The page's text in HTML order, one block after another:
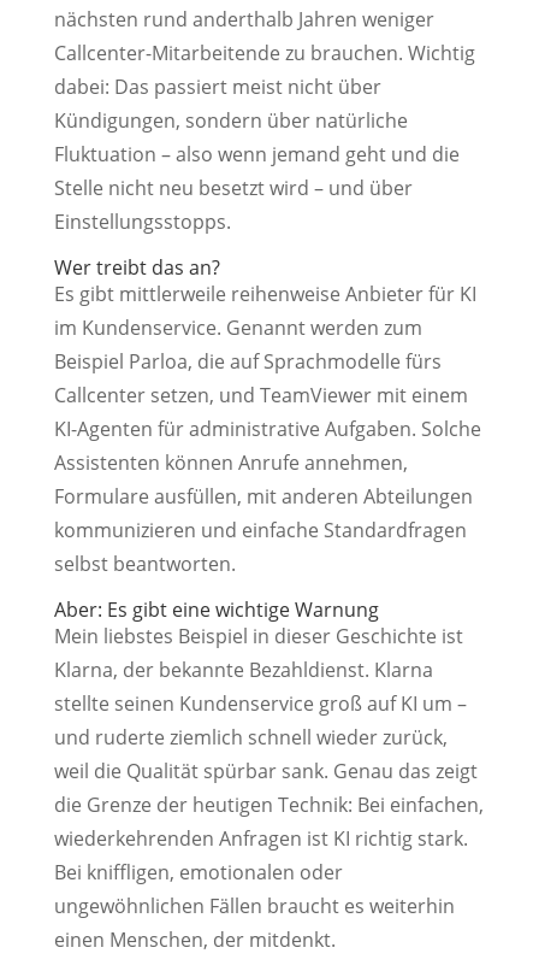
nächsten rund anderthalb Jahren weniger
Callcenter-Mitarbeitende zu brauchen. Wichtig
dabei: Das passiert meist nicht über
Kündigungen, sondern über natürliche
Fluktuation – also wenn jemand geht und die
Stelle nicht neu besetzt wird – und über
Einstellungsstopps.
Wer treibt das an?
Es gibt mittlerweile reihenweise Anbieter für KI
im Kundenservice. Genannt werden zum
Beispiel Parloa, die auf Sprachmodelle fürs
Callcenter setzen, und TeamViewer mit einem
KI-Agenten für administrative Aufgaben. Solche
Assistenten können Anrufe annehmen,
Formulare ausfüllen, mit anderen Abteilungen
kommunizieren und einfache Standardfragen
selbst beantworten.
Aber: Es gibt eine wichtige Warnung
Mein liebstes Beispiel in dieser Geschichte ist
Klarna, der bekannte Bezahldienst. Klarna
stellte seinen Kundenservice groß auf KI um –
und ruderte ziemlich schnell wieder zurück,
weil die Qualität spürbar sank. Genau das zeigt
die Grenze der heutigen Technik: Bei einfachen,
wiederkehrenden Anfragen ist KI richtig stark.
Bei kniffligen, emotionalen oder
ungewöhnlichen Fällen braucht es weiterhin
einen Menschen, der mitdenkt.